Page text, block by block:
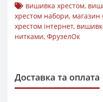
вишивка хрестом,
хрестом набори, магазин
хрестом інтернет,
нитками, ФрузелОк
Доставка та оплата